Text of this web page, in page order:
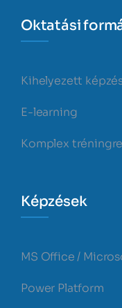
Oktatási
Kihelyezett
E-learning
Komplex
Képzések
MS Office /
Power Platform